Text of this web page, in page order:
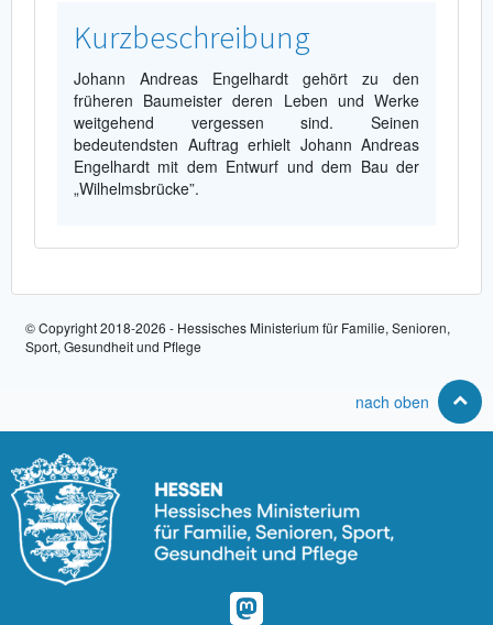
Kurzbeschreibung
Johann Andreas Engelhardt gehört zu den
früheren Baumeister deren Leben und Werke
weitgehend vergessen sind. Seinen
bedeutendsten Auftrag erhielt Johann Andreas
Engelhardt mit dem Entwurf und dem Bau der
„Wilhelmsbrücke”.
© Copyright 2018-2026 - Hessisches Ministerium für Familie, Senioren,
Sport, Gesundheit und Pflege
nach oben